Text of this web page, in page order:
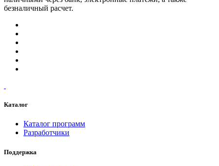
безналичный расчет.
Каталог
Каталог программ
Разработчики
Поддержка